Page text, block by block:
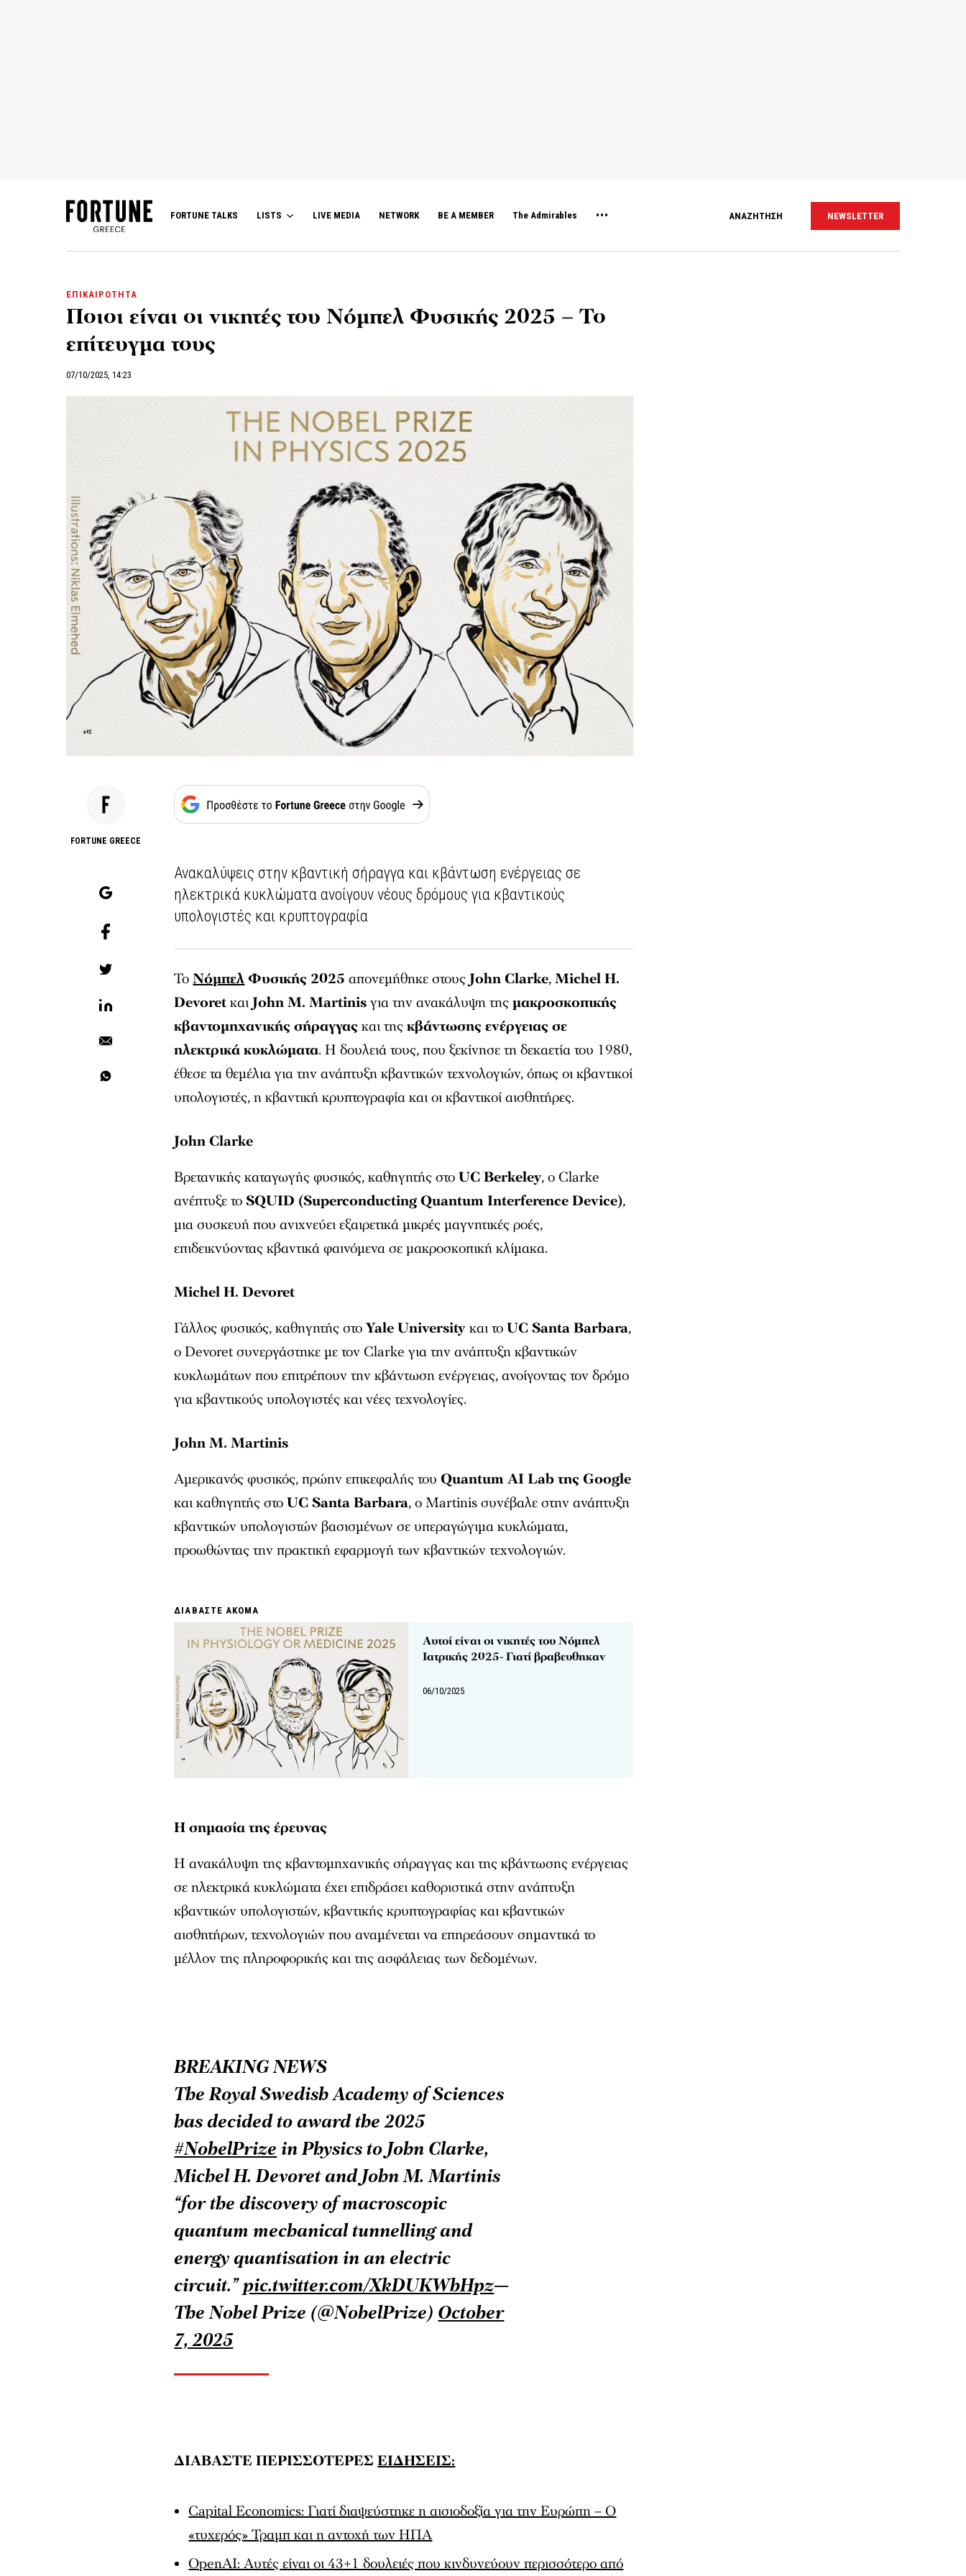
FORTUNE TALKS LISTS LIVE MEDIA NETWORK BE A MEMBER The Admirables ΑΝΑΖΗΤΗΣΗ NEWSLETTER
ΕΠΙΚΑΙΡΟΤΗΤΑ
Ποιοι είναι οι νικητές του Νόμπελ Φυσικής 2025 – Το
επίτευγμα τους
07/10/2025, 14:23
FORTUNE GREECE
Ανακαλύψεις στην κβαντική σήραγγα και κβάντωση ενέργειας σε
ηλεκτρικά κυκλώματα ανοίγουν νέους δρόμους για κβαντικούς
υπολογιστές και κρυπτογραφία
ΤοΝόμπελΦυσικής 2025 απονεμήθηκε στους John Clarke,Michel H.
Devoretκαι John M. Martinisγια την ανακάλυψη τηςμακροσκοπικής
κβαντομηχανικής σήραγγας και τηςκβάντωσης ενέργειας σε
ηλεκτρικά κυκλώματα. Η δουλειά τους, που ξεκίνησε τη δεκαετία του 1980,
έθεσε τα θεμέλια για την ανάπτυξη κβαντικών τεχνολογιών, όπως οι κβαντικοί
υπολογιστές, η κβαντική κρυπτογραφία και οι κβαντικοί αισθητήρες.
John Clarke
Βρετανικής καταγωγής φυσικός, καθηγητής στοUC Berkeley, ο Clarke
ανέπτυξε τοSQUID (Superconducting Quantum Interference Device),
μια συσκευή που ανιχνεύει εξαιρετικά μικρές μαγνητικές ροές,
επιδεικνύοντας κβαντικά φαινόμενα σε μακροσκοπική κλίμακα.
Michel H. Devoret
Γάλλος φυσικός, καθηγητής στοYale Universityκαι τοUC Santa Barbara,
ο Devoret συνεργάστηκε με τον Clarke για την ανάπτυξη κβαντικών
κυκλωμάτων που επιτρέπουν την κβάντωση ενέργειας, ανοίγοντας τον δρόμο
για κβαντικούς υπολογιστές και νέες τεχνολογίες.
John M. Martinis
Αμερικανός φυσικός, πρώην επικεφαλής τουQuantum AI Lab της Google
και καθηγητής στοUC Santa Barbara, ο Martinis συνέβαλε στην ανάπτυξη
κβαντικών υπολογιστών βασισμένων σε υπεραγώγιμα κυκλώματα,
προωθώντας την πρακτική εφαρμογή των κβαντικών τεχνολογιών.
ΔΙΑΒΑΣΤΕ ΑΚΟΜΑ
Αυτοί είναι οι νικητές του Νόμπελ
Ιατρικής 2025- Γιατί βραβευθηκαν
06/10/2025
Η σημασία της έρευνας
Η ανακάλυψη της κβαντομηχανικής σήραγγας και της κβάντωσης ενέργειας
σε ηλεκτρικά κυκλώματα έχει επιδράσει καθοριστικά στην ανάπτυξη
κβαντικών υπολογιστών, κβαντικής κρυπτογραφίας και κβαντικών
αισθητήρων, τεχνολογιών που αναμένεται να επηρεάσουν σημαντικά το
μέλλον της πληροφορικής και της ασφάλειας των δεδομένων.
BREAKING NEWS
The Royal Swedish Academy of Sciences
has decided to award the 2025
#NobelPrize in Physics to John Clarke,
Michel H. Devoret and John M. Martinis
“for the discovery of macroscopic
quantum mechanical tunnelling and
energy quantisation in an electric
circuit.”pic.twitter.com/XkDUKWbHpz
The Nobel Prize (@NobelPrize) October
7, 2025
ΔΙΑΒΑΣΤΕ ΠΕΡΙΣΣΟΤΕΡΕΣΕΙΔΗΣΕΙΣ:
Capital Economics: Γιατί διαψεύστηκε η αισιοδοξία για την Ευρώπη – Ο
«τυχερός» Τραμπ και η αντοχή των ΗΠΑ
OpenAI: Αυτές είναι οι 43+1 δουλειές που κινδυνεύουν περισσότερο από